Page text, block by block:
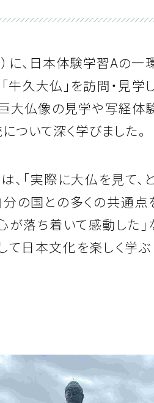
に、日本体験学習Aの一
牛久大仏」を訪問・見学
大仏像の見学や写経体
ついて深く学びました。
、「実際に大仏を見て、
の国との多くの共通点
が落ち着いて感動した
て日本文化を楽しく学